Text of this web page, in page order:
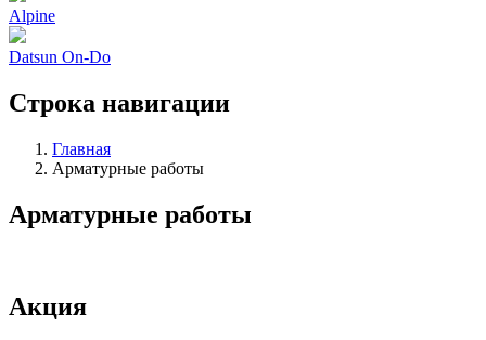
Alpine
Datsun On-Do
Строка навигации
Главная
Арматурные работы
Арматурные работы
Акция